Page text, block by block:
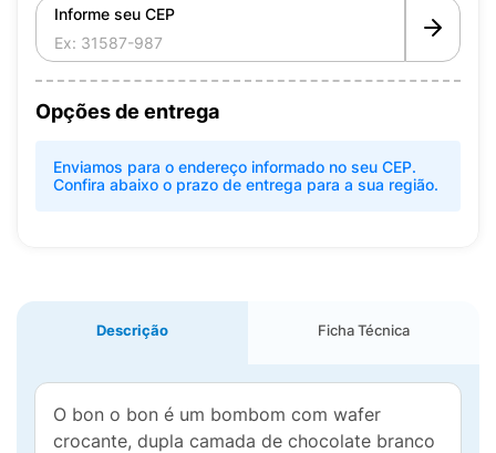
Informe seu CEP
Opções de entrega
Enviamos para o endereço informado no seu CEP.
Confira abaixo o prazo de entrega para a sua região.
Descrição Ficha Técnica
O bon o bon é um bombom com wafer
crocante, dupla camada de chocolate branco